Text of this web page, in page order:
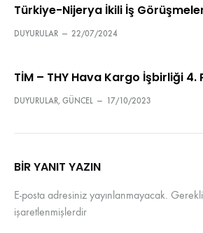
Türkiye-Nijerya İkili İş
DUYURULAR — 22/07/2024
TİM – THY Hava Kargo İşbirliği 4.
DUYURULAR, GÜNCEL — 17/10/2023
BIR YANIT YAZIN
E-posta adresiniz yayınlanmayacak.
işaretlenmişlerdir